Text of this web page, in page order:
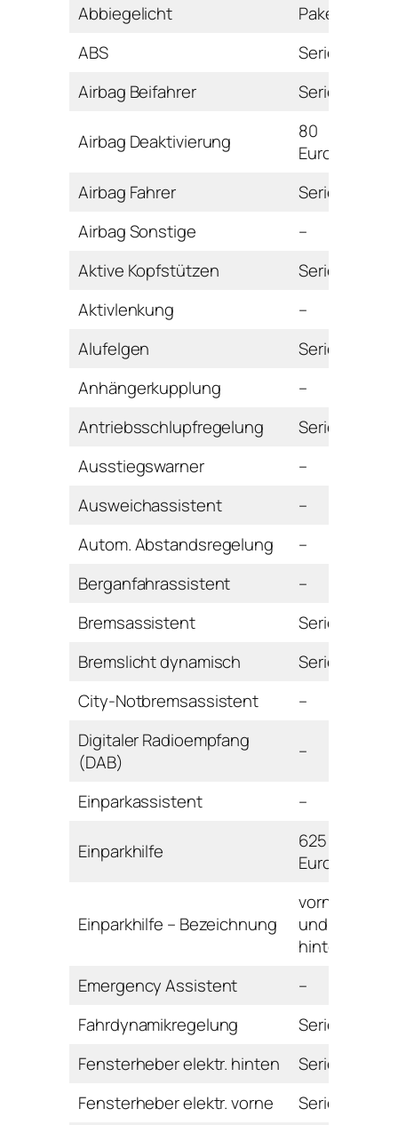
Abbiegelicht
Paket
ABS
Serie
Airbag Beifahrer
Serie
Airbag Deaktivierung
80
Euro
Airbag Fahrer
Serie
Airbag Sonstige
–
Aktive Kopfstützen
Serie
Aktivlenkung
–
Alufelgen
Serie
Anhängerkupplung
–
Antriebsschlupfregelung
Serie
Ausstiegswarner
–
Ausweichassistent
–
Autom. Abstandsregelung
–
Berganfahrassistent
–
Bremsassistent
Serie
Bremslicht dynamisch
Serie
City-Notbremsassistent
–
Digitaler Radioempfang
(DAB)
–
Einparkassistent –
Einparkhilfe
625
Euro
Einparkhilfe – Bezeichnung
vorne
und
hinten
Emergency Assistent
–
Fahrdynamikregelung
Serie
Fensterheber elektr. hinten
Serie
Fensterheber elektr. vorne
Serie